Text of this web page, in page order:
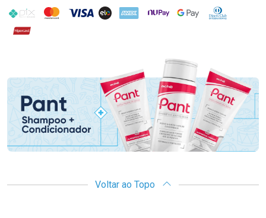
PIX MasterCard
VISA ELO AMEX NuPay Google PayDiners Club
Hipercard
Promoção em Destaque
Voltar ao Topo